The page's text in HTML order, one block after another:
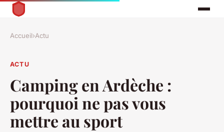
Accueil›Actu
ACTU
Camping en Ardèche :
pourquoi ne pas vous
mettre au sport